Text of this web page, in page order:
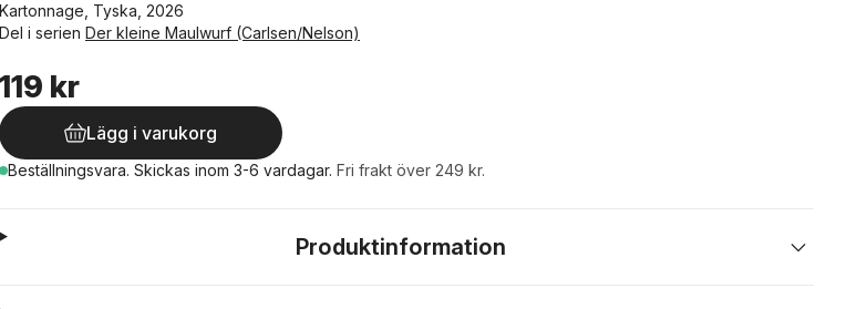
Kartonnage, Tyska, 2026
Del i serien Der kleine Maulwurf (Carlsen/Nelson)
119 kr
Lägg i varukorg
Beställningsvara. Skickas inom 3-6 vardagar. Fri frakt över 249 kr.
Produktinformation